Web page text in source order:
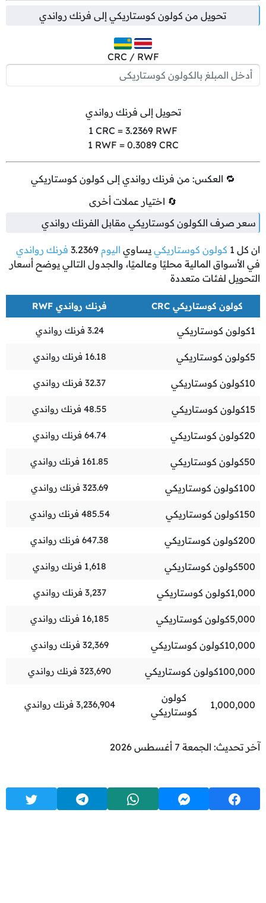
تحويل من كولون كوستاريكي إلى فرنك رواندي
CRC / RWF
تحويل إلى فرنك رواندي
1 CRC = 3.2369 RWF
1 RWF = 0.3089CRC
🔁 العكس: من فرنك رواندي إلى كولون كوستاريكي
🔄 اختيار عملات أخرى
سعر صرف الكولون كوستاريكي مقابل الفرنك رواندي
ان كل 1 كولون كوستاريكي يساوي اليوم 3.2369 فرنك رواندي
في الأسواق المالية محليًا وعالميًا، والجدول التالي يوضح أسعار
التحويل لفئات متعددة
كولون كوستاريكي CRC فرنك رواندي RWF
1كولون كوستاريكي 3.24 فرنك رواندي
5كولون كوستاريكي 16.18 فرنك رواندي
10كولون كوستاريكي 32.37 فرنك رواندي
15كولون كوستاريكي 48.55 فرنك رواندي
20كولون كوستاريكي 64.74 فرنك رواندي
50كولون كوستاريكي 161.85 فرنك رواندي
100كولون كوستاريكي 323.69 فرنك رواندي
150كولون كوستاريكي 485.54 فرنك رواندي
200كولون كوستاريكي 647.38 فرنك رواندي
500كولون كوستاريكي 1,618 فرنك رواندي
1,000كولون كوستاريكي 3,237 فرنك رواندي
5,000كولون كوستاريكي 16,185 فرنك رواندي
10,000كولون كوستاريكي 32,369 فرنك رواندي
100,000كولون كوستاريكي 323,690 فرنك رواندي
1,000,000
كولون
كوستاريكي
3,236,904 فرنك رواندي
آخر تحديث: الجمعة 7 أغسطس 2026